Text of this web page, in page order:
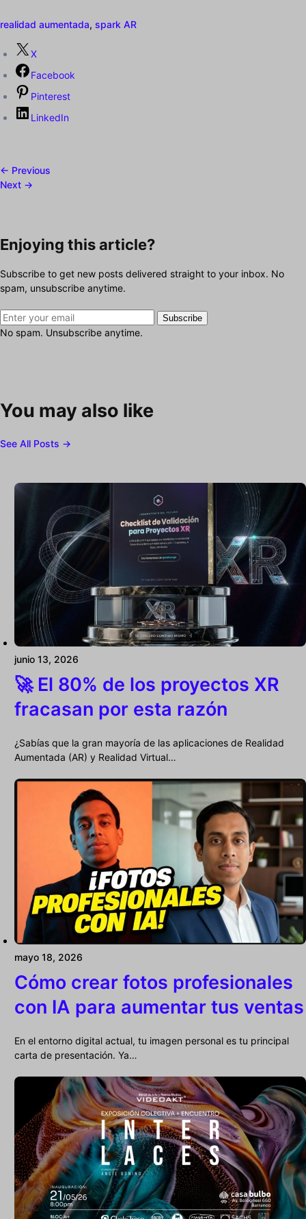
realidad aumentada, spark AR
X
Facebook
Pinterest
LinkedIn
← Previous
Next →
Enjoying this article?
Subscribe to get new posts delivered straight to your inbox. No
spam, unsubscribe anytime.
Subscribe
No spam. Unsubscribe anytime.
You may also like
See All Posts →
junio 13, 2026
🚀 El 80% de los proyectos XR
fracasan por esta razón
¿Sabías que la gran mayoría de las aplicaciones de Realidad
Aumentada (AR) y Realidad Virtual…
mayo 18, 2026
Cómo crear fotos profesionales
con IA para aumentar tus ventas
En el entorno digital actual, tu imagen personal es tu principal
carta de presentación. Ya…